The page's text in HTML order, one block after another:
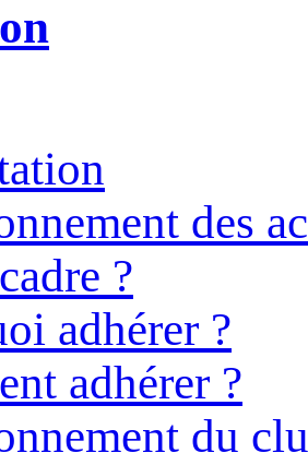
des
?
adhérer ?
adhérer ?
du